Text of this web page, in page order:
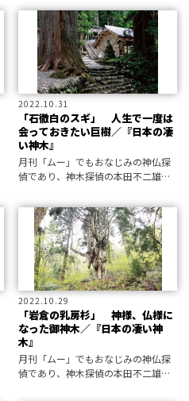
恐ろしく、想像を超えた「ちから」
に満ち、存在の奇跡を思わせる驚異
の御神木群だった。
2022.10.31
「石徹白のスギ」 人生で一度は
会っておきたい巨樹／『日本の凄
い神木』
月刊「ムー」でもおなじみの神仏探
偵であり、神木探偵の本田不二雄氏
のスギ（岐阜県郡上市）です。
2022.10.29
「岩倉の乳房杉」 神様、仏様に
なった御神木／『日本の凄い神
木』
月刊「ムー」でもおなじみの神仏探
偵であり、神木探偵の本田不二雄氏